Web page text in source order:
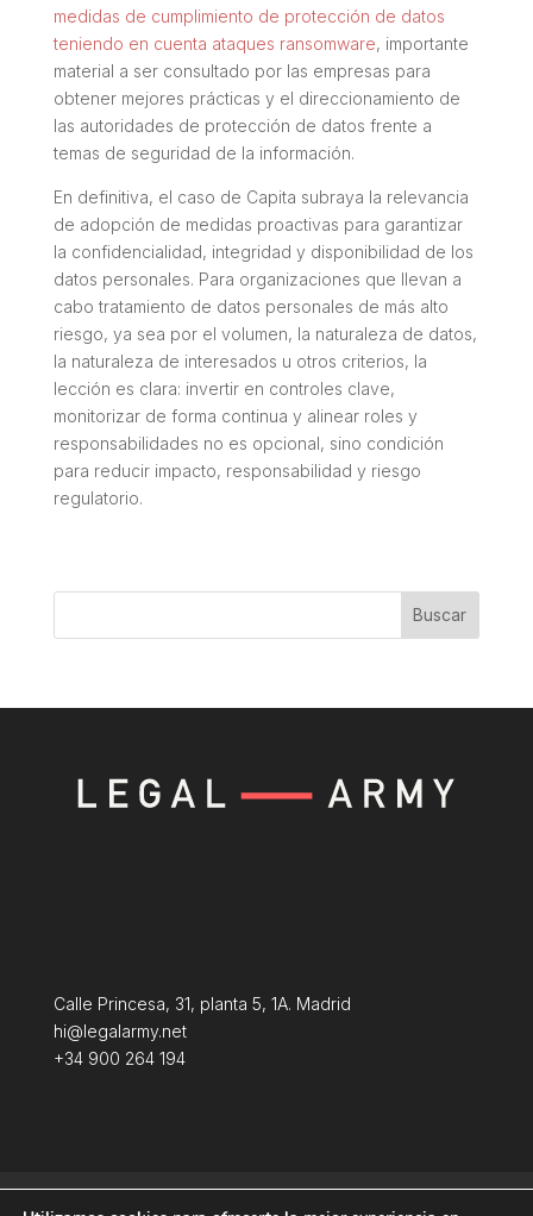
medidas de cumplimiento de protección de datos
teniendo en cuenta ataques ransomware, importante
material a ser consultado por las empresas para
obtener mejores prácticas y el direccionamiento de
las autoridades de protección de datos frente a
temas de seguridad de la información.
En definitiva, el caso de Capita subraya la relevancia
de adopción de medidas proactivas para garantizar
la confidencialidad, integridad y disponibilidad de los
datos personales. Para organizaciones que llevan a
cabo tratamiento de datos personales de más alto
riesgo, ya sea por el volumen, la naturaleza de datos,
la naturaleza de interesados u otros criterios, la
lección es clara: invertir en controles clave,
monitorizar de forma continua y alinear roles y
responsabilidades no es opcional, sino condición
para reducir impacto, responsabilidad y riesgo
regulatorio.
Buscar
Calle Princesa, 31, planta 5, 1A. Madrid
hi@legalarmy.net
+34 900 264 194